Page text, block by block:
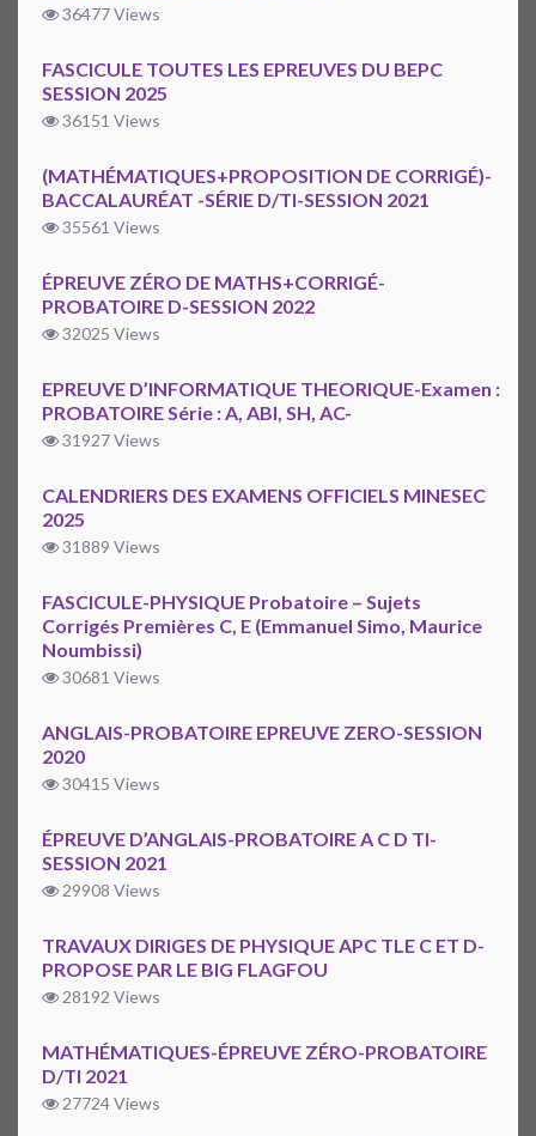
36477 Views
FASCICULE TOUTES LES EPREUVES DU BEPC
SESSION 2025
36151 Views
(MATHÉMATIQUES+PROPOSITION DE CORRIGÉ)-
BACCALAURÉAT -SÉRIE D/TI-SESSION 2021
35561 Views
ÉPREUVE ZÉRO DE MATHS+CORRIGÉ-
PROBATOIRE D-SESSION 2022
32025 Views
EPREUVE D’INFORMATIQUE THEORIQUE-Examen :
PROBATOIRE Série : A, ABI, SH, AC-
31927 Views
CALENDRIERS DES EXAMENS OFFICIELS MINESEC
2025
31889 Views
FASCICULE-PHYSIQUE Probatoire – Sujets
Corrigés Premières C, E (Emmanuel Simo, Maurice
Noumbissi)
30681 Views
ANGLAIS-PROBATOIRE EPREUVE ZERO-SESSION
2020
30415 Views
ÉPREUVE D’ANGLAIS-PROBATOIRE A C D TI-
SESSION 2021
29908 Views
TRAVAUX DIRIGES DE PHYSIQUE APC TLE C ET D-
PROPOSE PAR LE BIG FLAGFOU
28192 Views
MATHÉMATIQUES-ÉPREUVE ZÉRO-PROBATOIRE
D/TI 2021
27724 Views